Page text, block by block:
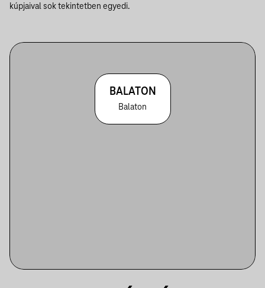
kúpjaival sok tekintetben egyedi.
BALATON
Balaton